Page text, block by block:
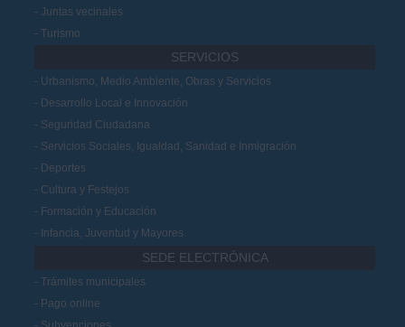
Juntas vecinales
Turismo
SERVICIOS
Urbanismo, Medio Ambiente, Obras y Servicios
Desarrollo Local e Innovación
Seguridad Ciudadana
Servicios Sociales, Igualdad, Sanidad e Inmigración
Deportes
Cultura y Festejos
Formación y Educación
Infancia, Juventud y Mayores
SEDE ELECTRÓNICA
Trámites municipales
Pago online